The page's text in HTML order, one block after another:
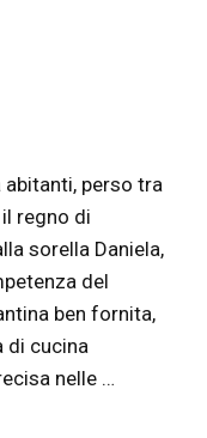
abitanti, perso tra
regno di
sorella Daniela,
del
ben fornita,
di cucina
nelle …